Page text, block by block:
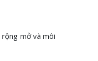
rộng mở và môi